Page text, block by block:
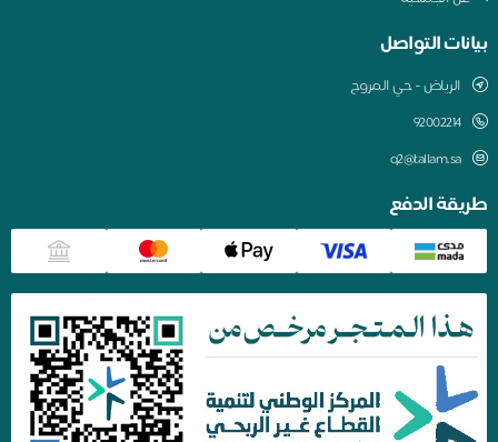
التواصل
الرياض - حي المروج
q2@tallam.sa
الدفع